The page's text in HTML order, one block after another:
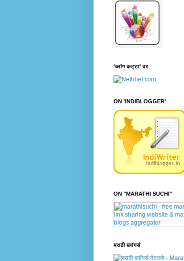
'ब्लॉग कट्टा' वर
ON 'INDIBLOGGER'
ON "MARATHI SUCHI"
मराठी ब्लॉगर्स